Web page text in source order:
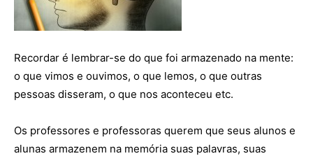
Recordar é lembrar-se do que foi armazenado na mente:
o que vimos e ouvimos, o que lemos, o que outras
pessoas disseram, o que nos aconteceu etc.
Os professores e professoras querem que seus alunos e
alunas armazenem na memória suas palavras, suas